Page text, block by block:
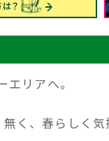
リアへ。
く、春らしく